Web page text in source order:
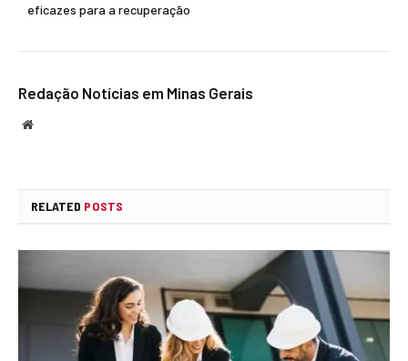
eficazes para a recuperação
Redação Notícias em Minas Gerais
Website
RELATED POSTS